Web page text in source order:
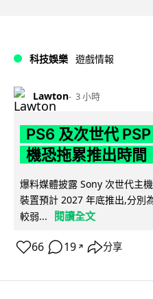
科技娛樂 遊戲情報
Lawton 3 小時
PS6 及次世代
機恐拖累推出時間
爆料媒體披露 Sony 次世代主
裝置預計 2027 年底推出,分別
較弱...
閱讀全文
66 19 ↗ 分享